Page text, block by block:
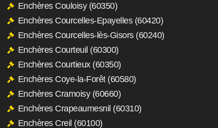
Enchères Couloisy (60350)
Enchères Courcelles-Epayelles (60420)
Enchères Courcelles-lès-Gisors (60240)
Enchères Courteuil (60300)
Enchères Courtieux (60350)
Enchères Coye-la-Forêt (60580)
Enchères Cramoisy (60660)
Enchères Crapeaumesnil (60310)
Enchères Creil (60100)